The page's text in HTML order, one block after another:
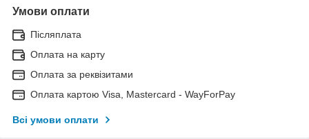
Умови оплати
Післяплата
Оплата на карту
Оплата за реквізитами
Оплата картою Visa, Mastercard - WayForPay
Всі умови оплати